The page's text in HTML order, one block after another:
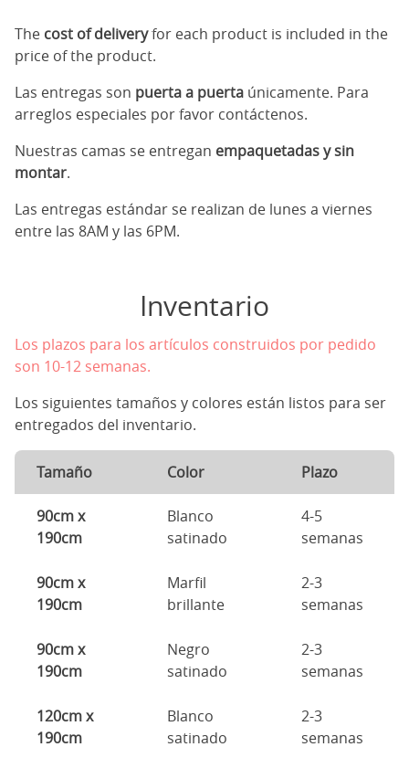
The cost of deliveryfor each product is included in the
price of the product.
Las entregas son puerta a puerta únicamente. Para
arreglos especiales por favor contáctenos.
Nuestras camas se entregan empaquetadas y sin
montar.
Las entregas estándar se realizan de lunes a viernes
entre las 8AM y las 6PM.
Inventario
Los plazos para los artículos construidos por pedido
son 10-12 semanas.
Los siguientes tamaños y colores están listos para ser
entregados del inventario.
Tamaño Color Plazo
90cm x
190cm
Blanco
satinado
4-5
semanas
90cm x
190cm
Marfil
brillante
2-3
semanas
90cm x
190cm
Negro
satinado
2-3
semanas
120cm x
190cm
Blanco
satinado
2-3
semanas